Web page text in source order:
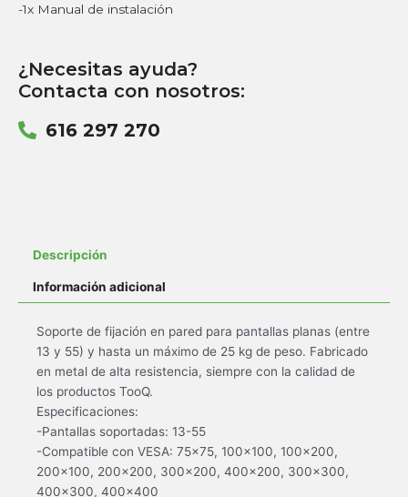
-1x Manual de instalación
¿Necesitas ayuda?
Contacta con nosotros:
616 297 270
Descripción
Información adicional
Soporte de fijación en pared para pantallas planas (entre
13 y 55) y hasta un máximo de 25 kg de peso. Fabricado
en metal de alta resistencia, siempre con la calidad de
los productos TooQ.
Especificaciones:
-Pantallas soportadas: 13-55
-Compatible con VESA: 75×75, 100×100, 100×200,
200×100, 200×200, 300×200, 400×200, 300×300,
400×300, 400×400